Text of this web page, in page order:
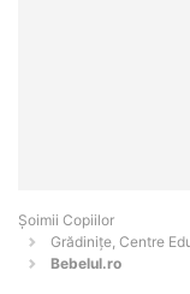
Șoimii Copiilor
Grădinițe, Centre
Bebelul.ro